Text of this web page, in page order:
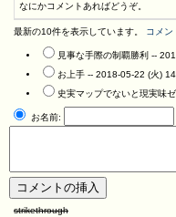
なにかコメントあればどうぞ。
最新の10件を表示しています。 コメン
見事な手際の制覇勝利 --
お上手 -- 2018-05-22 (火)
史実マップでないと現実味
お名前:
strikethrough